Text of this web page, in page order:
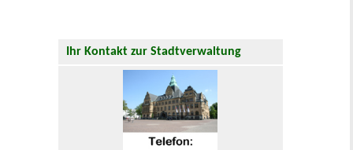
Ihr Kontakt zur Stadtverwaltung